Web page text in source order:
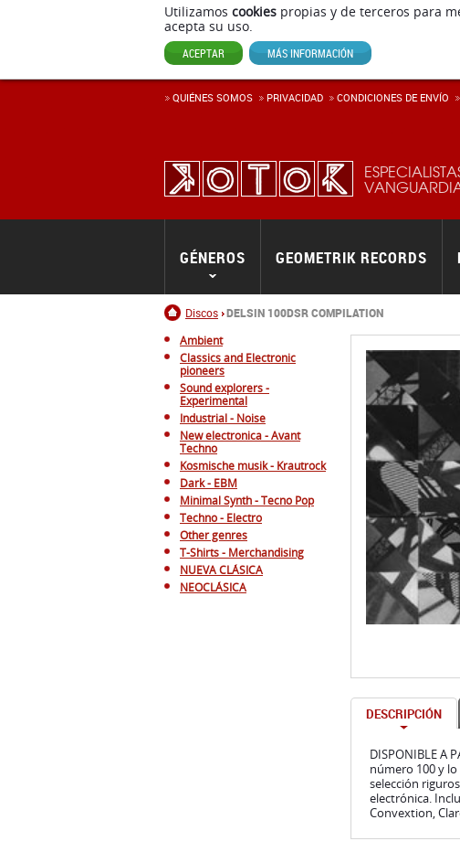
Utilizamos cookies propias y de terceros para
acepta su uso.
ACEPTAR MÁS INFORMACIÓN
Inicio
Discos DELSIN 100DSR COMPILATION
GÉNEROS GEOMETRIK RECORDS
QUIÉNES SOMOS PRIVACIDAD CONDICIONES DE ENVÍ­O
Ambient
Classics and Electronic
pioneers
Sound explorers -
Experimental
Industrial - Noise
New electronica - Avant
Techno
Kosmische musik - Krautrock
Dark - EBM
Minimal Synth - Tecno Pop
Techno - Electro
Other genres
T-Shirts - Merchandising
NUEVA CLÁSICA
NEOCLÁSICA
DESCRIPCIÓN
DISPONIBLE A
número 100 y
selección
electrónica.
Convextion,